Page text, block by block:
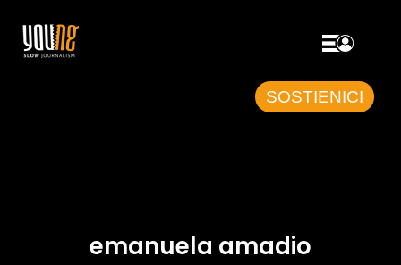
SOSTIENICI
emanuela amadio